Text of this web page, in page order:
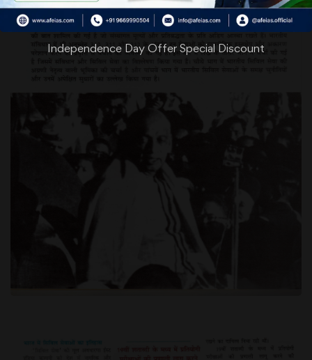
Independence Day Offer Special Discount